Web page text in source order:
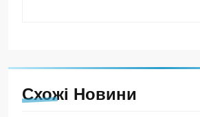
Схожі Новини